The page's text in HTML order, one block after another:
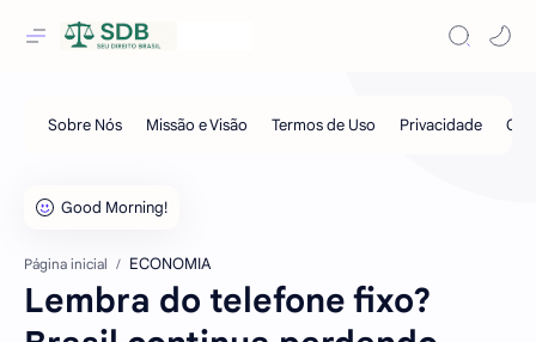
Página inicial ECONOMIA
Lembra do telefone fixo?